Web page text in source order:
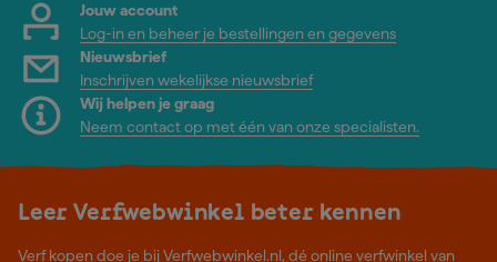
Jouw account
Log-in en beheer je bestellingen en gegevens
Nieuwsbrief
Inschrijven wekelijkse nieuwsbrief
Wij helpen je graag
Neem contact op met één van onze specialisten.
Leer Verfwebwinkel beter kennen
Verf kopen doe je bij Verfwebwinkel.nl, dé online verfwinkel van